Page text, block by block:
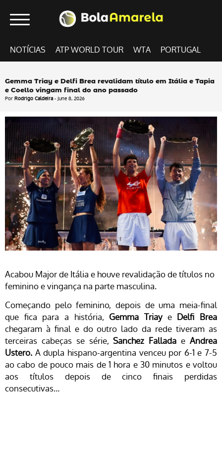
NOTÍCIAS ATP WORLD TOUR WTA PORTUGAL
Gemma Triay e Delfi Brea revalidam título em Itália e Tapia
e Coello vingam final do ano passado
Por Rodrigo Caldeira - June 8, 2026
Acabou Major de Itália e houve revalidação de títulos no
feminino e vingança na parte masculina.
Começando pelo feminino, depois de uma meia-final
que fica para a história, Gemma Triaye Delfi Brea
chegaram à final e do outro lado da rede tiveram as
terceiras cabeças se série, Sanchez Fallada e Andrea
Ustero. A dupla hispano-argentina venceu por 6-1 e 7-5
ao cabo de pouco mais de 1 hora e 30 minutos e voltou
aos títulos depois de cinco finais perdidas
consecutivas…